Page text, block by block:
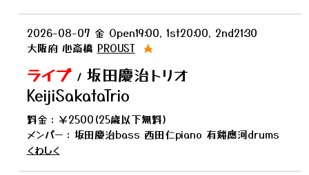
2026-08-07 金 Open19:00, 1st20:00, 2nd21:30
大阪府 心斎橋 PROUST ★
ライブ / 坂田慶治トリオ
KeijiSakataTrio
料金：￥2500(25歳以下無料)
メンバー：坂田慶治bass 西田仁piano 有谿應河drums
くわしく